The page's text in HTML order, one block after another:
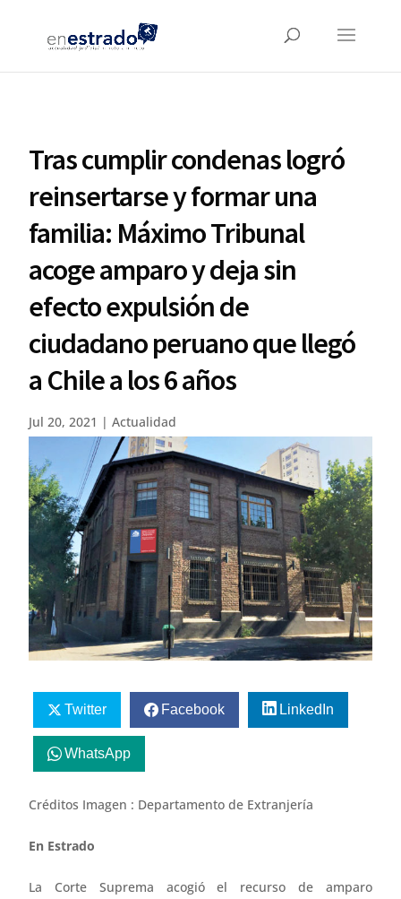
Tras cumplir condenas logró
reinsertarse y formar una
familia: Máximo Tribunal
acoge amparo y deja sin
efecto expulsión de
ciudadano peruano que llegó
a Chile a los 6 años
Jul 20, 2021 |Actualidad
Twitter Facebook LinkedIn
WhatsApp
Créditos Imagen : Departamento de Extranjería
En Estrado
La Corte Suprema acogió el recurso de amparo